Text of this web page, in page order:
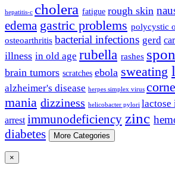
hepatitis-c cholera fatigue rough skin
edema gastric problems polycystic
osteoarthritis bacterial infections gerd
illness in old age rubella rashes
brain tumors scratches ebola sweating
alzheimer's disease herpes simplex virus
mania dizziness helicobacter pylori lactose
arrest immunodeficiency zinc
diabetes
More Categories
×